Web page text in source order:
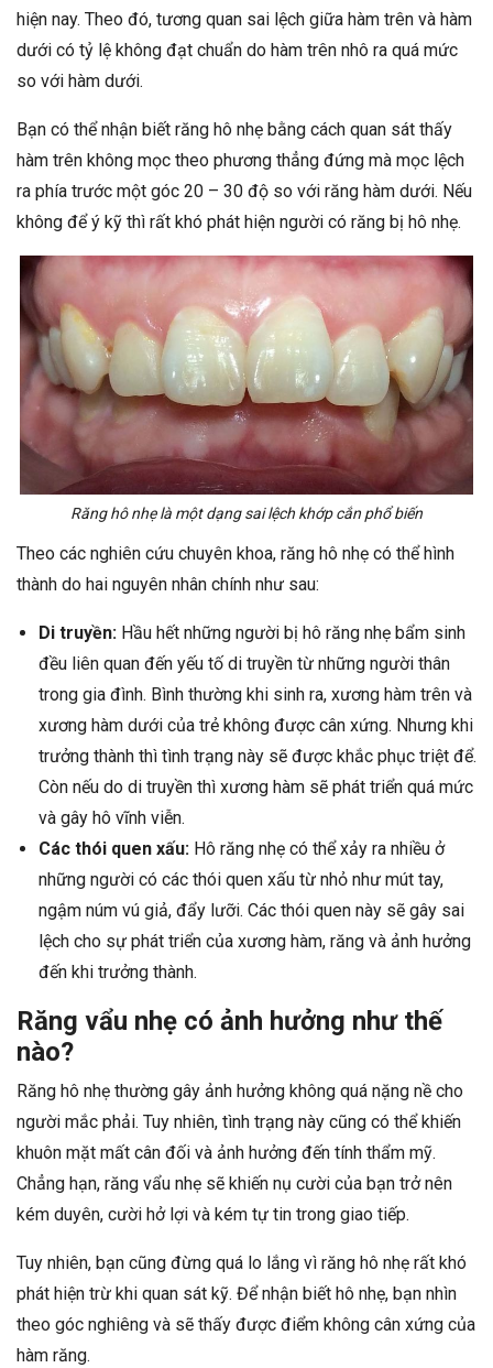
hiện nay. Theo đó, tương quan sai lệch giữa hàm trên và hàm
dưới có tỷ lệ không đạt chuẩn do hàm trên nhô ra quá mức
so với hàm dưới.
Bạn có thể nhận biết răng hô nhẹ bằng cách quan sát thấy
hàm trên không mọc theo phương thẳng đứng mà mọc lệch
ra phía trước một góc 20 – 30 độ so với răng hàm dưới. Nếu
không để ý kỹ thì rất khó phát hiện người có răng bị hô nhẹ.
Răng hô nhẹ là một dạng sai lệch khớp cắn phổ biến
Theo các nghiên cứu chuyên khoa, răng hô nhẹ có thể hình
thành do hai nguyên nhân chính như sau:
Di truyền: Hầu hết những người bị hô răng nhẹ bẩm sinh
đều liên quan đến yếu tố di truyền từ những người thân
trong gia đình. Bình thường khi sinh ra, xương hàm trên và
xương hàm dưới của trẻ không được cân xứng. Nhưng khi
trưởng thành thì tình trạng này sẽ được khắc phục triệt để.
Còn nếu do di truyền thì xương hàm sẽ phát triển quá mức
và gây hô vĩnh viễn.
Các thói quen xấu: Hô răng nhẹ có thể xảy ra nhiều ở
những người có các thói quen xấu từ nhỏ như mút tay,
ngậm núm vú giả, đẩy lưỡi. Các thói quen này sẽ gây sai
lệch cho sự phát triển của xương hàm, răng và ảnh hưởng
đến khi trưởng thành.
Răng vẩu nhẹ có ảnh hưởng như thế
nào?
Răng hô nhẹ thường gây ảnh hưởng không quá nặng nề cho
người mắc phải. Tuy nhiên, tình trạng này cũng có thể khiến
khuôn mặt mất cân đối và ảnh hưởng đến tính thẩm mỹ.
Chẳng hạn, răng vẩu nhẹ sẽ khiến nụ cười của bạn trở nên
kém duyên, cười hở lợi và kém tự tin trong giao tiếp.
Tuy nhiên, bạn cũng đừng quá lo lắng vì răng hô nhẹ rất khó
phát hiện trừ khi quan sát kỹ. Để nhận biết hô nhẹ, bạn nhìn
theo góc nghiêng và sẽ thấy được điểm không cân xứng của
hàm răng.